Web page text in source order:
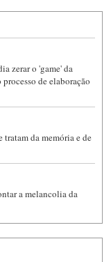
zerar o 'game' da
de elaboração
tratam da memória e de
a melancolia da